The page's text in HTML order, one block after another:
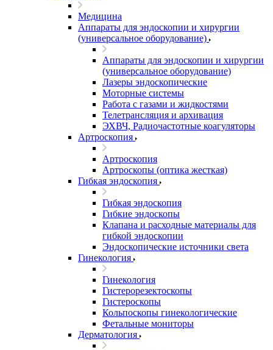
Медицина
Аппараты для эндоскопии и хирургии
(универсальное оборудование)
Аппараты для эндоскопии и хирургии
(универсальное оборудование)
Лазеры эндоскопические
Моторные системы
Работа с газами и жидкостями
Телетрансляция и архивация
ЭХВЧ, Радиочастотные коагуляторы
Артроскопия
Артроскопия
Артроскопы (оптика жесткая)
Гибкая эндоскопия
Гибкая эндоскопия
Гибкие эндоскопы
Клапана и расходные материалы для
гибкой эндоскопии
Эндоскопические источники света
Гинекология
Гинекология
Гистерорезектоскопы
Гистероскопы
Кольпоскопы гинекологические
Фетальные мониторы
Дерматология